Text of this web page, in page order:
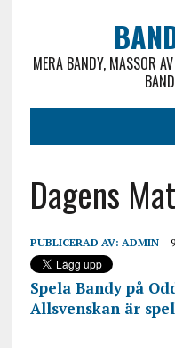
MERA BANDY, MASSOR
Dagens
PUBLICERAD AV: ADMIN
Spela Bandy på
Allsvenskan är